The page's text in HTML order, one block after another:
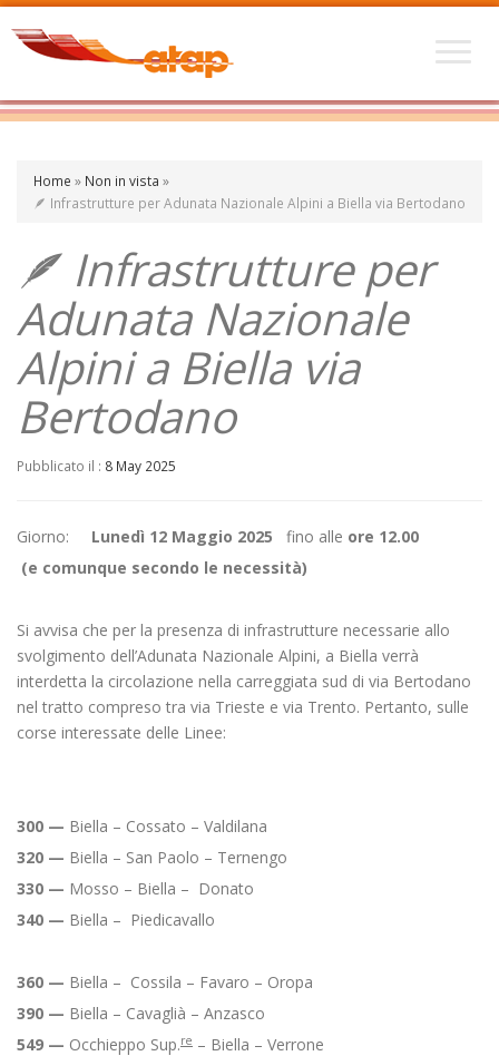
Home » Non in vista »
🪶 Infrastrutture per Adunata Nazionale Alpini a Biella via Bertodano
🪶 Infrastrutture per
Adunata Nazionale
Alpini a Biella via
Bertodano
Pubblicato il : 8 May 2025
Giorno: Lunedì 12 Maggio 2025 fino alle ore 12.00
(e comunque secondo le necessità)
Si avvisa che per la presenza di infrastrutture necessarie allo
svolgimento dell’Adunata Nazionale Alpini, a Biella verrà
interdetta la circolazione nella carreggiata sud di via Bertodano
nel tratto compreso tra via Trieste e via Trento. Pertanto, sulle
corse interessate delle Linee:
300 — Biella – Cossato – Valdilana
320 — Biella – San Paolo – Ternengo
330 — Mosso – Biella – Donato
340 — Biella – Piedicavallo
360 — Biella – Cossila – Favaro – Oropa
390 — Biella – Cavaglià – Anzasco
549 — Occhieppo Sup.re – Biella – Verrone